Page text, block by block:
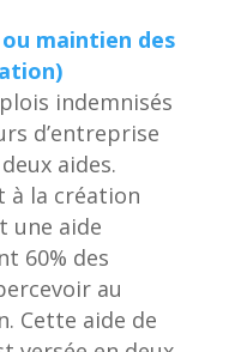
ou maintien des
indemnisés
d’entreprise
aides.
à la création
une aide
60% des
au
Cette aide de